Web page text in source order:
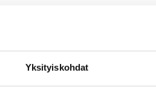
Yksityiskohdat
Satakunnan